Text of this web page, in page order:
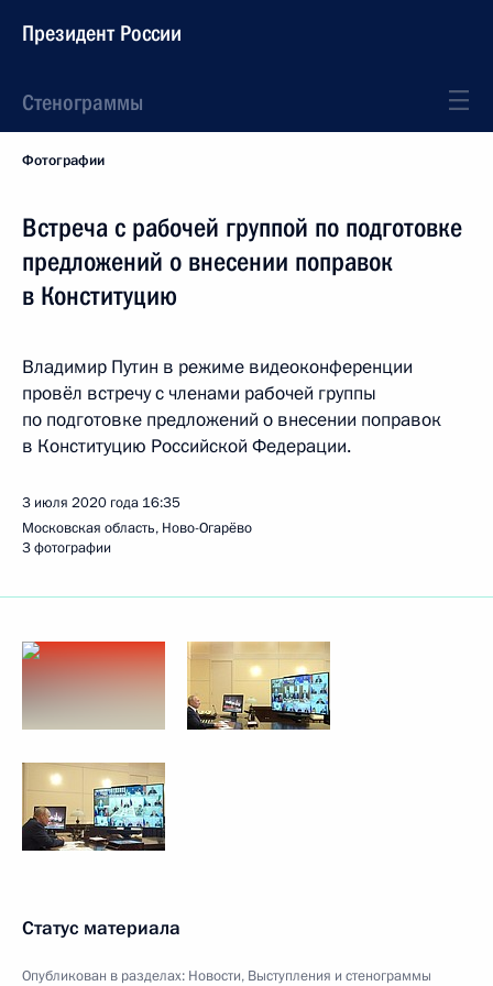
Президент России
Стенограммы
Фотографии
Встреча с рабочей группой по подготовке
предложений о внесении поправок
в Конституцию
Владимир Путин в режиме видеоконференции
провёл встречу с членами рабочей группы
по подготовке предложений о внесении поправок
в Конституцию Российской Федерации.
3 июля 2020 года 16:35
Московская область, Ново-Огарёво
3 фотографии
Статус материала
Опубликован в разделах: Новости, Выступления и стенограммы